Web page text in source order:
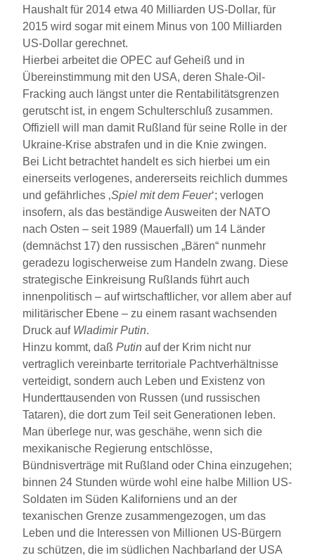
Haushalt für 2014 etwa 40 Milliarden US-Dollar, für
2015 wird sogar mit einem Minus von 100 Milliarden
US-Dollar gerechnet.
Hierbei arbeitet die OPEC auf Geheiß und in
Übereinstimmung mit den USA, deren Shale-Oil-
Fracking auch längst unter die Rentabilitätsgrenzen
gerutscht ist, in engem Schulterschluß zusammen.
Offiziell will man damit Rußland für seine Rolle in der
Ukraine-Krise abstrafen und in die Knie zwingen.
Bei Licht betrachtet handelt es sich hierbei um ein
einerseits verlogenes, andererseits reichlich dummes
und gefährliches ‚Spiel mit dem Feuer‘; verlogen
insofern, als das beständige Ausweiten der NATO
nach Osten – seit 1989 (Mauerfall) um 14 Länder
(demnächst 17) den russischen „Bären“ nunmehr
geradezu logischerweise zum Handeln zwang. Diese
strategische Einkreisung Rußlands führt auch
innenpolitisch – auf wirtschaftlicher, vor allem aber auf
militärischer Ebene – zu einem rasant wachsenden
Druck auf Wladimir Putin.
Hinzu kommt, daßPutin auf der Krim nicht nur
vertraglich vereinbarte territoriale Pachtverhältnisse
verteidigt, sondern auch Leben und Existenz von
Hunderttausenden von Russen (und russischen
Tataren), die dort zum Teil seit Generationen leben.
Man überlege nur, was geschähe, wenn sich die
mexikanische Regierung entschlösse,
Bündnisverträge mit Rußland oder China einzugehen;
binnen 24 Stunden würde wohl eine halbe Million US-
Soldaten im Süden Kaliforniens und an der
texanischen Grenze zusammengezogen, um das
Leben und die Interessen von Millionen US-Bürgern
zu schützen, die im südlichen Nachbarland der USA